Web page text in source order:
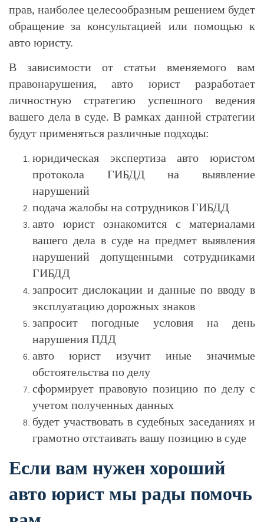
прав, наиболее целесообразным решением будет
обращение за консультацией или помощью к
авто юристу.
В зависимости от статьи вменяемого вам
правонарушения, авто юрист разработает
личностную стратегию успешного ведения
вашего дела в суде. В рамках данной стратегии
будут применяться различные подходы:
юридическая экспертиза авто юристом
протокола ГИБДД на выявление
нарушений
подача жалобы на сотрудников ГИБДД
авто юрист ознакомится с материалами
вашего дела в суде на предмет выявления
нарушений допущенными сотрудниками
ГИБДД
запросит дислокации и данные по вводу в
эксплуатацию дорожных знаков
запросит погодные условия на день
нарушения ПДД
авто юрист изучит иные значимые
обстоятельства по делу
сформирует правовую позицию по делу с
учетом полученных данных
будет участвовать в судебных заседаниях и
грамотно отстаивать вашу позицию в суде
Если вам нужен хороший
авто юрист мы рады помочь